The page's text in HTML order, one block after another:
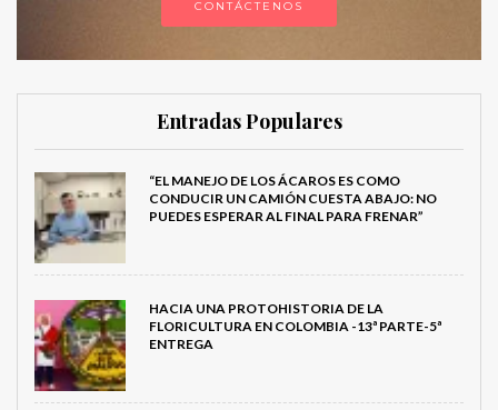
CONTÁCTENOS
Entradas Populares
“EL MANEJO DE LOS ÁCAROS ES COMO
CONDUCIR UN CAMIÓN CUESTA ABAJO: NO
PUEDES ESPERAR AL FINAL PARA FRENAR”
HACIA UNA PROTOHISTORIA DE LA
FLORICULTURA EN COLOMBIA -13ª PARTE-5ª
ENTREGA